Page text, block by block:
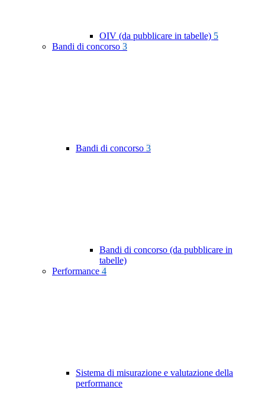
OIV (da pubblicare in tabelle) 5
Bandi di concorso 3
Bandi di concorso 3
Bandi di concorso (da pubblicare in
tabelle)
Performance 4
Sistema di misurazione e valutazione della
performance